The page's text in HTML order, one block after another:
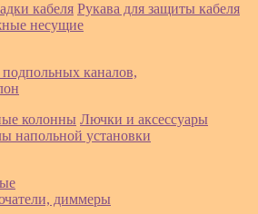
кабеля Рукава для защиты кабеля
несущие
каналов,
колонны Лючки и аксессуары
напольной установки
диммеры